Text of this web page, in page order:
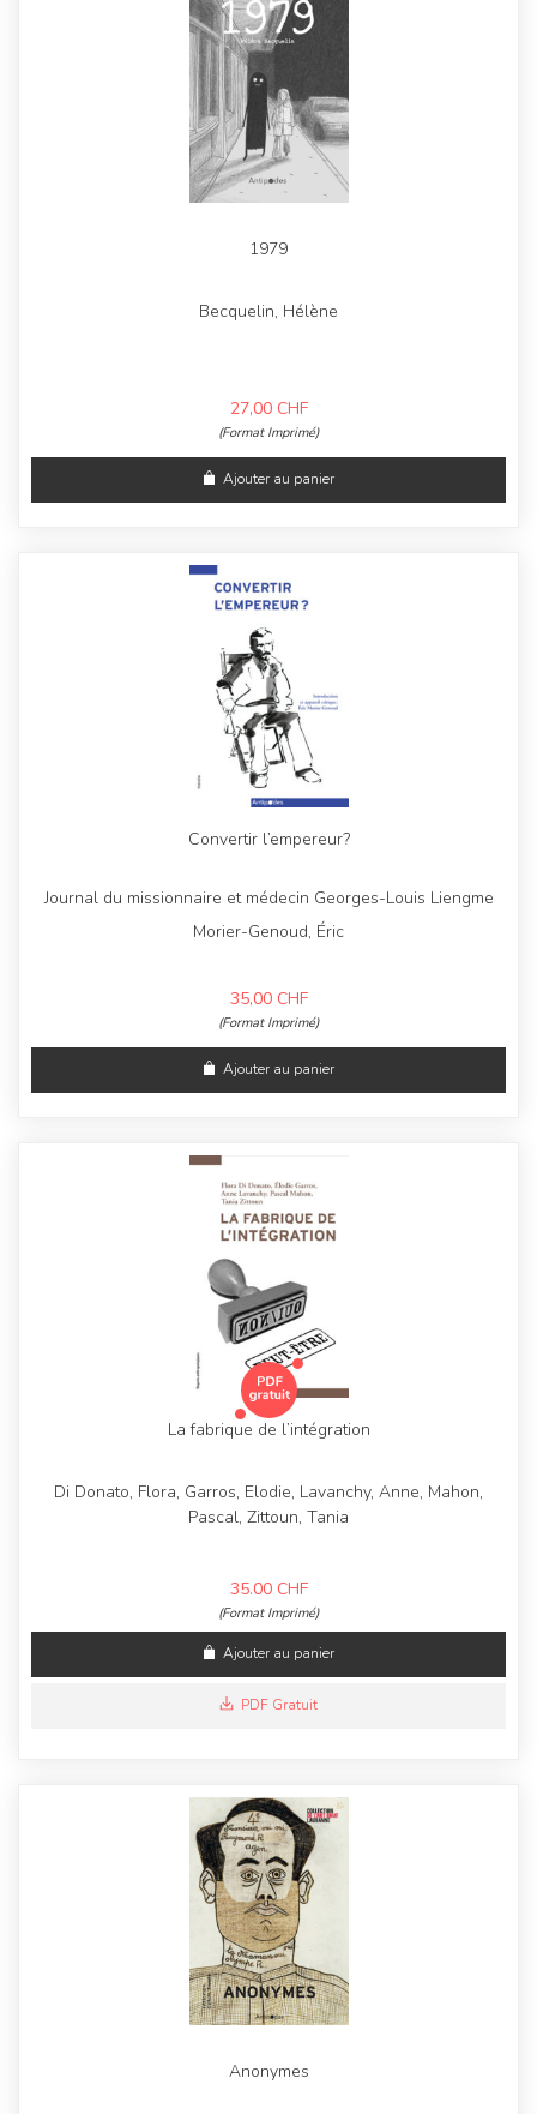
1979
Becquelin, Hélène
27,00 CHF
(Format Imprimé)
Ajouter au panier
Convertir l’empereur?
Journal du missionnaire et médecin Georges-Louis Liengme
Morier-Genoud, Éric
35,00 CHF
(Format Imprimé)
Ajouter au panier
La fabrique de l’intégration
Di Donato, Flora, Garros, Elodie, Lavanchy, Anne, Mahon,
Pascal, Zittoun, Tania
35.00 CHF
(Format Imprimé)
Ajouter au panier
PDF Gratuit
Anonymes